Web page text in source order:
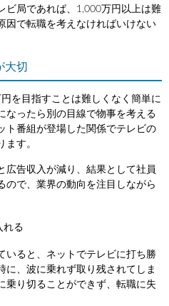
ビ局であれば、1,000万円以上は難
因で転職を考えなければいけない
大切
を目指すことは難しくなく簡単に
なったら別の目線で物事を考える
ト番組が登場した関係でテレビの
ます。
広告収入が減り、結果として社員
ので、業界の動向を注目しながら
れる
いると、ネットでテレビに打ち勝
に、波に乗れず取り残されてしま
乗り切ることができず、転職に失